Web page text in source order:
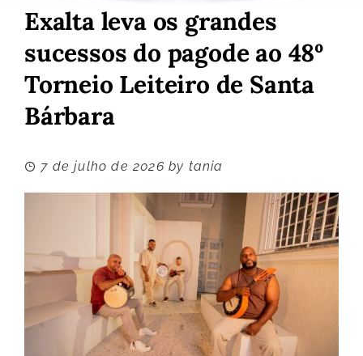
Exalta leva os grandes
sucessos do pagode ao 48º
Torneio Leiteiro de Santa
Bárbara
7 de julho de 2026 by tania